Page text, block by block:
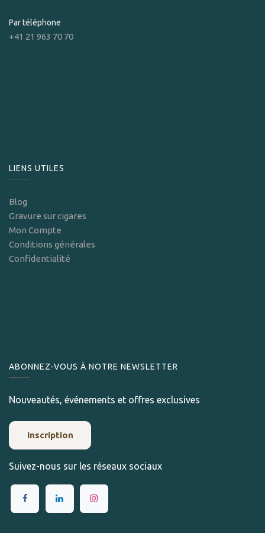
Par téléphone
+41 21 963 70 70
LIENS UTILES
Blog
Gravure sur cigares
Mon Compte
Conditions générales
Confidentialité
ABONNEZ-VOUS À NOTRE NEWSLETTER
Nouveautés, événements et offres exclusives
Inscription
Suivez-nous sur les réseaux sociaux